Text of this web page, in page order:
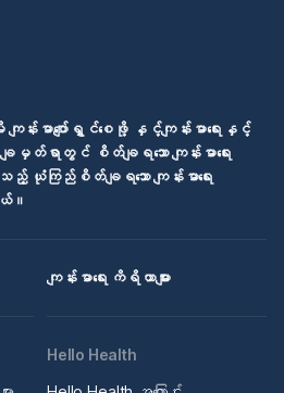
းမာပျော်ရွှင်စေဖို့ နှင့်ကျန်းမာရေးနှင့်
မှတ်ရာတွင် စိတ်ချရသော ကျန်းမာရေး
ည့် ယုံကြည်စိတ်ချရသော ကျန်းမာရေး
ယ်။
ကျန်းမာရေး ကိရိယာများ
Hello Health